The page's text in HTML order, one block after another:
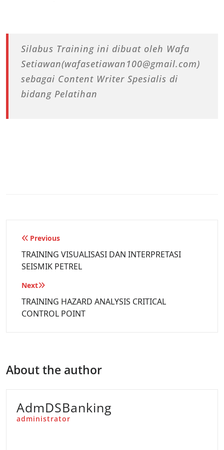
Silabus Training ini dibuat oleh Wafa
Setiawan(wafasetiawan100@gmail.com)
sebagai Content Writer Spesialis di
bidang Pelatihan
Previous
TRAINING VISUALISASI DAN INTERPRETASI
SEISMIK PETREL
Next
TRAINING HAZARD ANALYSIS CRITICAL
CONTROL POINT
About the author
AdmDSBanking
administrator